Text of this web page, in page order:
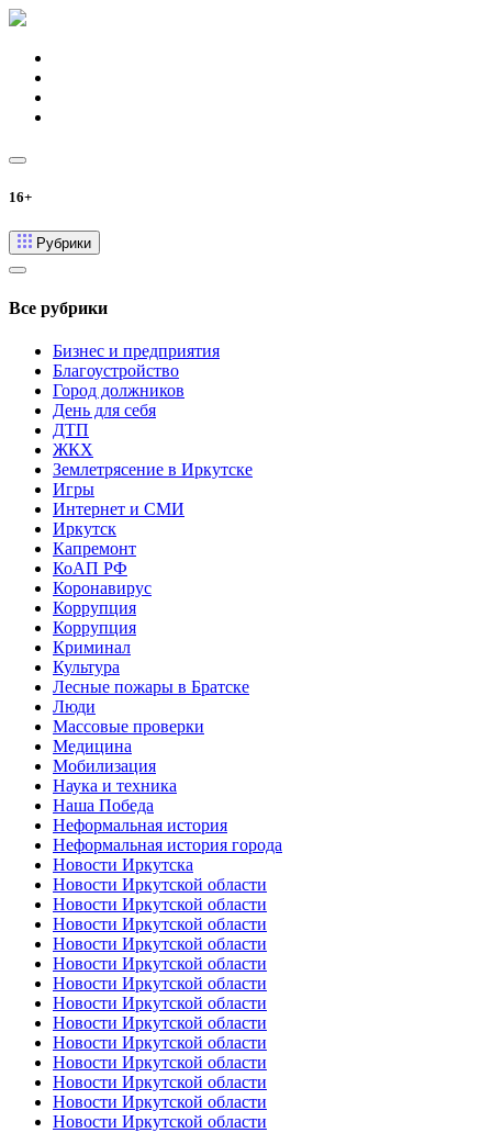
16+
Рубрики
Все рубрики
Бизнес и предприятия
Благоустройство
Город должников
День для себя
ДТП
ЖКХ
Землетрясение в Иркутске
Игры
Интернет и СМИ
Иркутск
Капремонт
КоАП РФ
Коронавирус
Коррупция
Коррупция
Криминал
Культура
Лесные пожары в Братске
Люди
Массовые проверки
Медицина
Мобилизация
Наука и техника
Наша Победа
Неформальная история
Неформальная история города
Новости Иркутска
Новости Иркутской области
Новости Иркутской области
Новости Иркутской области
Новости Иркутской области
Новости Иркутской области
Новости Иркутской области
Новости Иркутской области
Новости Иркутской области
Новости Иркутской области
Новости Иркутской области
Новости Иркутской области
Новости Иркутской области
Новости Иркутской области